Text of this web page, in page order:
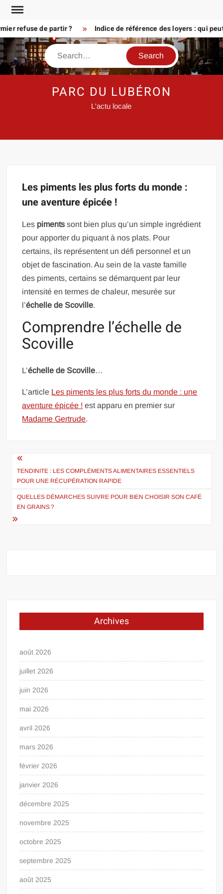
Skip
contentrefuse de partir ? Indice de référence des loyers : qui
Search
PARC DU LUBÉRON
L'actu locale
Les piments les plus forts du monde :
une aventure épicée !
Les piments sont bien plus qu’un simple ingrédient
pour apporter du piquant à nos plats. Pour
certains, ils représentent un défi personnel et un
objet de fascination. Au sein de la vaste famille
des piments, certains se démarquent par leur
intensité en termes de chaleur, mesurée sur
l’échelle de Scoville.
Comprendre l’échelle de
Scoville
L’échelle de Scoville…
L’article Les piments les plus forts du monde : une
aventure épicée ! est apparu en premier sur
Madame Gertrude.
Navigation
de
l’article
TENDINITE : LES COMPLÉMENTS ALIMENTAIRES ESSENTIELS
POUR UNE RÉCUPÉRATION RAPIDE
QUELLES DÉMARCHES SUIVRE POUR BIEN CHOISIR SON CAFÉ
EN GRAINS ?
Archives
août 2026
juillet 2026
juin 2026
mai 2026
avril 2026
mars 2026
février 2026
janvier 2026
décembre 2025
novembre 2025
octobre 2025
septembre 2025
août 2025